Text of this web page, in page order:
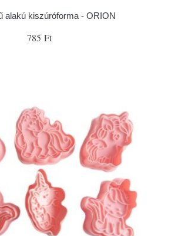
alakú kiszúróforma - ORION
785 Ft